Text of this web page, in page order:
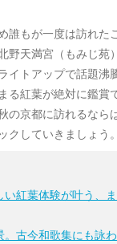
誰もが一度は訪れた
野天満宮（もみじ苑
イトアップで話題沸
る紅葉が絶対に鑑賞
の京都に訪れるなら
クしていきましょう。
い紅葉体験が叶う、
。古今和歌集にも詠